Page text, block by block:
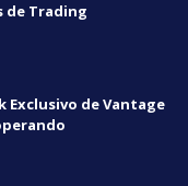
de Trading
Exclusivo de Vantage